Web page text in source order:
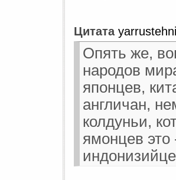
Цитата
Опять же,
народов
японцев,
англичан,
колдуньи,
ямонцев